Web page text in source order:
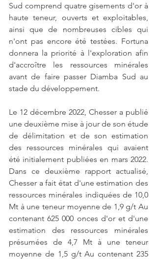
Sud comprend quatre gisements d'or à
haute teneur, ouverts et exploitables,
ainsi que de nombreuses cibles qui
n'ont pas encore été testées. Fortuna
donnera la priorité à l'exploration afin
d'accroître les ressources minérales
avant de faire passer Diamba Sud au
stade du développement.
Le 12 décembre 2022, Chesser a publié
une deuxième mise à jour de son étude
de délimitation et de son estimation
des ressources minérales qui avaient
été initialement publiées en mars 2022.
Dans ce deuxième rapport actualisé,
Chesser a fait état d'une estimation des
ressources minérales indiquées de 10,0
Mt à une teneur moyenne de 1,9 g/t Au
contenant 625 000 onces d'or et d'une
estimation des ressources minérales
présumées de 4,7 Mt à une teneur
moyenne de 1,5 g/t Au contenant 235